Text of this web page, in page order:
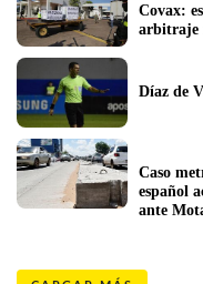
Covax:
arbitraje
Díaz de
Caso
español
ante